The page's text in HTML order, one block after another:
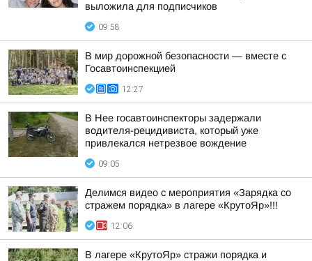
выложила для подписчиков
09:58
В мир дорожной безопасности — вместе с
Госавтоинспекцией
12:27
В Нее госавтоинспекторы задержали
водителя-рецидивиста, который уже
привлекался нетрезвое вождение
09:05
Делимся видео с мероприятия «Зарядка со
стражем порядка» в лагере «КрутоЯр»!!!
12:06
В лагере «КрутоЯр» стражи порядка и